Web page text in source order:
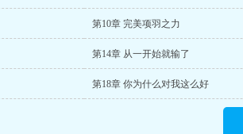
第10章 完美项羽之力
第14章 从一开始就输了
第18章 你为什么对我这么好